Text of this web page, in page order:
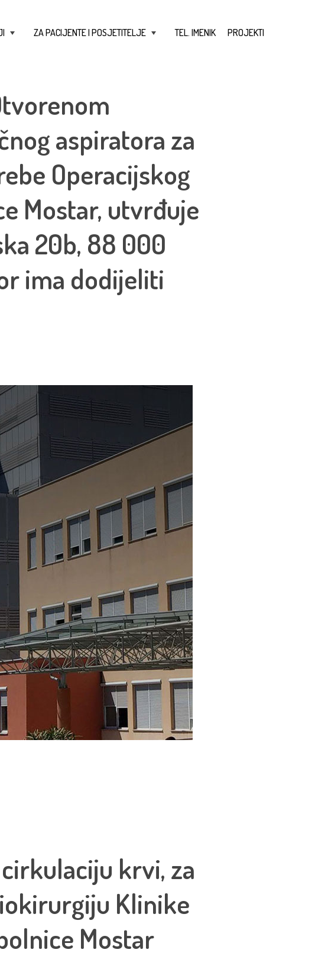
ZA PACIJENTE I POSJETITELJE TEL. IMENIK PROJEKTI
aspiratora za
Operacijskog
Mostar, utvrđuje
20b, 88 000
ima dodijeliti
krvi, za
Klinike
Mostar